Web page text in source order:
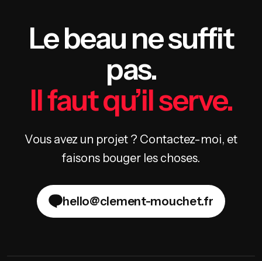
Le beau ne suffit
pas.
Il faut qu’il serve.
Vous avez un projet ? Contactez-moi, et
faisons bouger les choses.
hello@clement-mouchet.fr